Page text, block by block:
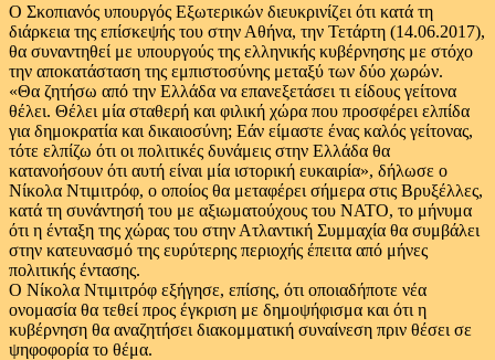
Ο Σκοπιανός υπουργός Εξωτερικών διευκρινίζει ότι κατά τη
διάρκεια της επίσκεψής του στην Αθήνα, την Τετάρτη (14.06.2017),
θα συναντηθεί με υπουργούς της ελληνικής κυβέρνησης με στόχο
την αποκατάσταση της εμπιστοσύνης μεταξύ των δύο χωρών.
«Θα ζητήσω από την Ελλάδα να επανεξετάσει τι είδους γείτονα
θέλει. Θέλει μία σταθερή και φιλική χώρα που προσφέρει ελπίδα
για δημοκρατία και δικαιοσύνη; Εάν είμαστε ένας καλός γείτονας,
τότε ελπίζω ότι οι πολιτικές δυνάμεις στην Ελλάδα θα
κατανοήσουν ότι αυτή είναι μία ιστορική ευκαιρία», δήλωσε ο
Νίκολα Ντιμιτρόφ, ο οποίος θα μεταφέρει σήμερα στις Βρυξέλλες,
κατά τη συνάντησή του με αξιωματούχους του ΝΑΤΟ, το μήνυμα
ότι η ένταξη της χώρας του στην Ατλαντική Συμμαχία θα συμβάλει
στην κατευνασμό της ευρύτερης περιοχής έπειτα από μήνες
πολιτικής έντασης.
Ο Νίκολα Ντιμιτρόφ εξήγησε, επίσης, ότι οποιαδήποτε νέα
ονομασία θα τεθεί προς έγκριση με δημοψήφισμα και ότι η
κυβέρνηση θα αναζητήσει διακομματική συναίνεση πριν θέσει σε
ψηφοφορία το θέμα.